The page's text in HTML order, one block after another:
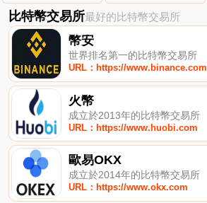
比特幣交易所最好的比特幣交易所
幣安
世界排名第一的比特幣交易所
URL：https://www.binance.com
火幣
成立於2013年的比特幣交易所
URL：https://www.huobi.com
歐易OKX
成立於2014年的比特幣交易所
URL：https://www.okx.com